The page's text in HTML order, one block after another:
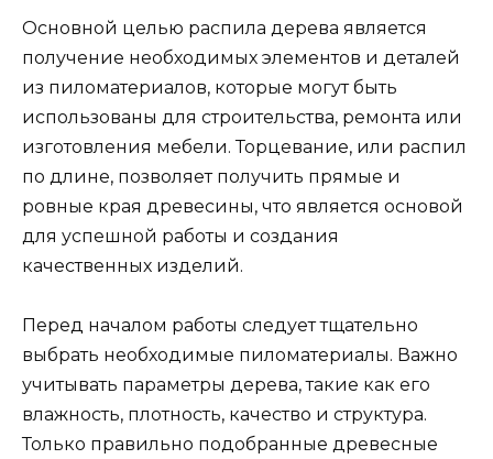
Основной целью распила дерева является
получение необходимых элементов и деталей
из пиломатериалов, которые могут быть
использованы для строительства, ремонта или
изготовления мебели. Торцевание, или распил
по длине, позволяет получить прямые и
ровные края древесины, что является основой
для успешной работы и создания
качественных изделий.
Перед началом работы следует тщательно
выбрать необходимые пиломатериалы. Важно
учитывать параметры дерева, такие как его
влажность, плотность, качество и структура.
Только правильно подобранные древесные